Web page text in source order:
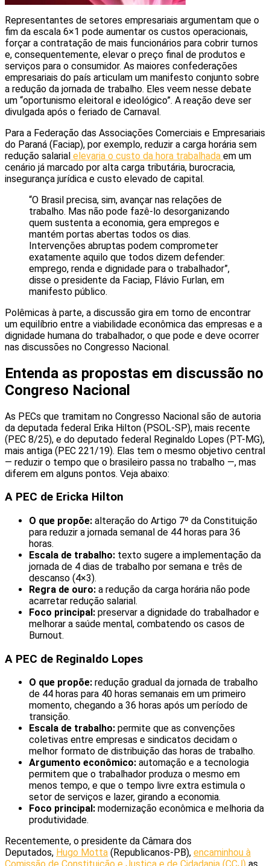
Representantes de setores empresariais argumentam que o
fim da escala 6×1 pode aumentar os custos operacionais,
forçar a contratação de mais funcionários para cobrir turnos
e, consequentemente, elevar o preço final de produtos e
serviços para o consumidor. As maiores confederações
empresariais do país articulam um manifesto conjunto sobre
a redução da jornada de trabalho. Eles veem nesse debate
um “oportunismo eleitoral e ideológico”. A reação deve ser
divulgada após o feriado de Carnaval.
Para a Federação das Associações Comerciais e Empresariais
do Paraná (Faciap), por exemplo, reduzir a carga horária sem
redução salarial elevaria o custo da hora trabalhada em um
cenário já marcado por alta carga tributária, burocracia,
insegurança jurídica e custo elevado de capital.
“O Brasil precisa, sim, avançar nas relações de
trabalho. Mas não pode fazê-lo desorganizando
quem sustenta a economia, gera empregos e
mantém portas abertas todos os dias.
Intervenções abruptas podem comprometer
exatamente aquilo que todos dizem defender:
emprego, renda e dignidade para o trabalhador”,
disse o presidente da Faciap, Flávio Furlan, em
manifesto público.
Polêmicas à parte, a discussão gira em torno de encontrar
um equilíbrio entre a viabilidade econômica das empresas e a
dignidade humana do trabalhador, o que pode e deve ocorrer
nas discussões no Congresso Nacional.
Entenda as propostas em discussão no
Congreso Nacional
As PECs que tramitam no Congresso Nacional são de autoria
da deputada federal Erika Hilton (PSOL-SP), mais recente
(PEC 8/25), e do deputado federal Reginaldo Lopes (PT-MG),
mais antiga (PEC 221/19). Elas tem o mesmo objetivo central
— reduzir o tempo que o brasileiro passa no trabalho —, mas
diferem em alguns pontos. Veja abaixo:
A PEC de Ericka Hilton
O que propõe: alteração do Artigo 7º da Constituição
para reduzir a jornada semanal de 44 horas para 36
horas.
Escala de trabalho: texto sugere a implementação da
jornada de 4 dias de trabalho por semana e três de
descanso (4×3).
Regra de ouro: a redução da carga horária não pode
acarretar redução salarial.
Foco principal: preservar a dignidade do trabalhador e
melhorar a saúde mental, combatendo os casos de
Burnout.
A PEC de Reginaldo Lopes
O que propõe: redução gradual da jornada de trabalho
de 44 horas para 40 horas semanais em um primeiro
momento, chegando a 36 horas após um período de
transição.
Escala de trabalho: permite que as convenções
coletivas entre empresas e sindicatos decidam o
melhor formato de distribuição das horas de trabalho.
Argumento econômico: automação e a tecnologia
permitem que o trabalhador produza o mesmo em
menos tempo, e que o tempo livre extra estimula o
setor de serviços e lazer, girando a economia.
Foco principal: modernização econômica e melhoria da
produtividade.
Recentemente, o presidente da Câmara dos
Deputados, Hugo Motta (Republicanos-PB), encaminhou à